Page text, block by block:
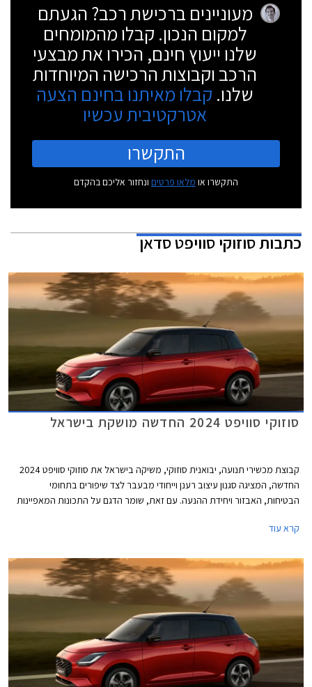
מעוניינים ברכישת רכב? הגעתם
למקום הנכון. קבלו מהמומחים
שלנו ייעוץ חינם, הכירו את מבצעי
הרכב וקבוצות הרכישה המיוחדות
שלנו. קבלו מאיתנו בחינם הצעה
אטרקטיבית עכשיו
התקשרו
התקשרו או מלאו פרטים ונחזור אליכם בהקדם
כתבותסוזוקי סוויפט סדאן
סוזוקי סוויפט 2024 החדשה מושקת בישראל
קבוצת מכשירי תנועה, יבואנית סוזוקי, משיקה בישראל את סוזוקי סוויפט 2024
החדשה, המציגה סגנון עיצוב רענן וייחודי מבעבר לצד שיפורים בתחומי
הבטיחות, האבזור ויחידת ההנעה. עם זאת, שומר הדגם על התכונות המאפיינות
עירונית, חווית נהיגה מהנה, וצריכת דלק נמוכה. המחיר התייקר ועומד על החל
קרא עוד